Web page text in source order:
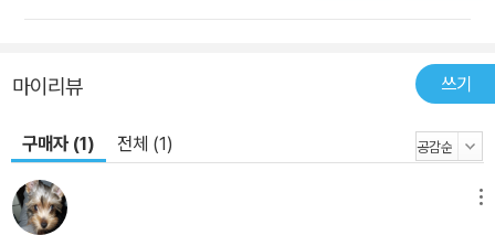
마이리뷰 쓰기
구매자 (1) 전체 (1)